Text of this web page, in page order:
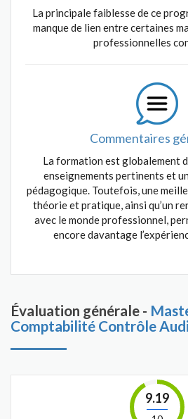
La principale faiblesse de ce
manque de lien entre certaines
professionnelles
Commentaires
La formation est globalement
enseignements pertinents et
pédagogique. Toutefois, une
théorie et pratique, ainsi qu’un
avec le monde professionnel,
encore davantage
Évaluation générale -
Comptabilité Contrôle
9.19